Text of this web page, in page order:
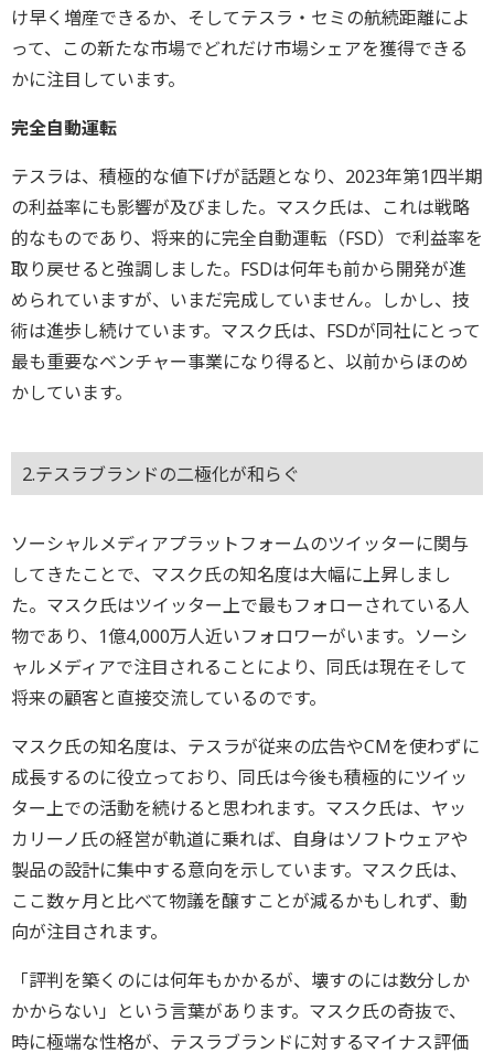
け早く増産できるか、そしてテスラ・セミの航続距離によ
って、この新たな市場でどれだけ市場シェアを獲得できる
かに注目しています。
完全自動運転
テスラは、積極的な値下げが話題となり、2023年第1四半期
の利益率にも影響が及びました。マスク氏は、これは戦略
的なものであり、将来的に完全自動運転（FSD）で利益率を
取り戻せると強調しました。FSDは何年も前から開発が進
められていますが、いまだ完成していません。しかし、技
術は進歩し続けています。マスク氏は、FSDが同社にとって
最も重要なベンチャー事業になり得ると、以前からほのめ
かしています。
2.テスラブランドの二極化が和らぐ
ソーシャルメディアプラットフォームのツイッターに関与
してきたことで、マスク氏の知名度は大幅に上昇しまし
た。マスク氏はツイッター上で最もフォローされている人
物であり、1億4,000万人近いフォロワーがいます。ソーシ
ャルメディアで注目されることにより、同氏は現在そして
将来の顧客と直接交流しているのです。
マスク氏の知名度は、テスラが従来の広告やCMを使わずに
成長するのに役立っており、同氏は今後も積極的にツイッ
ター上での活動を続けると思われます。マスク氏は、ヤッ
カリーノ氏の経営が軌道に乗れば、自身はソフトウェアや
製品の設計に集中する意向を示しています。マスク氏は、
ここ数ヶ月と比べて物議を醸すことが減るかもしれず、動
向が注目されます。
「評判を築くのには何年もかかるが、壊すのには数分しか
かからない」という言葉があります。マスク氏の奇抜で、
時に極端な性格が、テスラブランドに対するマイナス評価